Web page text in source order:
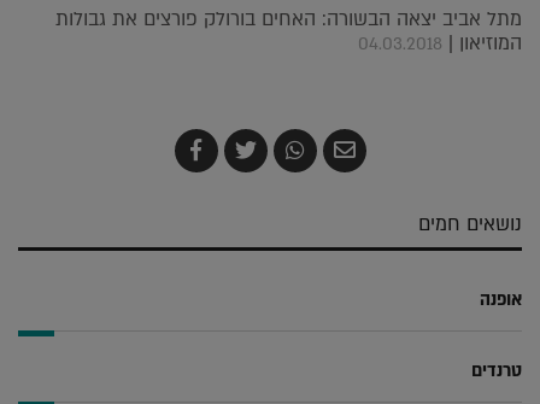
מתל אביב יצאה הבשורה: האחים בורולק פורצים את גבולות
המוזיאון | 04.03.2018
שלח
בדואר
שתף
ב-
צייץ
ב-
שתף
ב-
נושאים חמים
אופנה
טרנדים